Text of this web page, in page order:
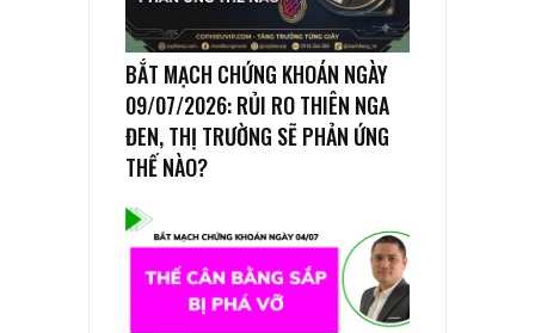
BẮT MẠCH CHỨNG KHOÁN NGÀY
09/07/2026: RỦI RO THIÊN NGA
ĐEN, THỊ TRƯỜNG SẼ PHẢN ỨNG
THẾ NÀO?